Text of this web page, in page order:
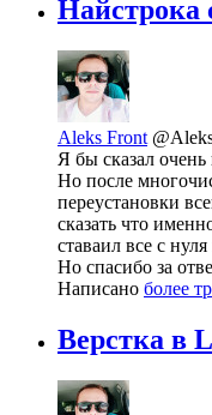
Найстрока
Aleks Front
Я бы сказал
Но после
переустановки
сказать что
ставаил все с
Но спасибо за
Написано более
Верстка в